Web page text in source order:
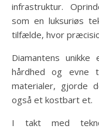
infrastruktur.
som en luksuriøs
tilfælde, hvor
Diamantens
hårdhed og evne
materialer, gjorde
også et kostbart et.
I takt med